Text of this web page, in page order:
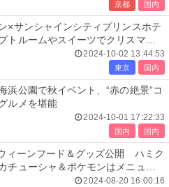
京都 国内
×サンシャインシティプリンスホテ
トルームやスイーツでクリスマス
2024-10-02 13:44:53
東京 国内
浜公園で秋イベント、“赤の絶景”コ
ルメを堪能
2024-10-01 17:22:33
国内 国内
ィーンフード＆グッズ公開 ハミク
チューシャ＆ポケモンはメニュー
2024-08-20 16:00:16